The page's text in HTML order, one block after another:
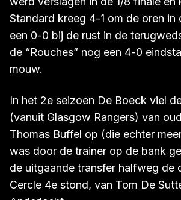
Ook in de Beker verliep het
werd verslagen in de 1/8 finale en
Standard kreeg 4-1 om de oren in
een 0-0 bij de rust in de
mouw.
In het 2e seizoen De Boeck viel
(vanuit Glasgow Rangers) van
Thomas Buffel op (die echter
was door de trainer op de bank